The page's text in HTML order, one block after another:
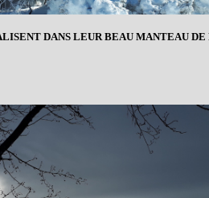
DANS LEUR BEAU MANTEAU DE